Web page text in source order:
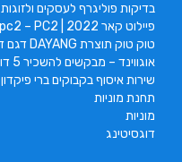
בדיקות פוליגרף לעסקים ולזוגות 24/7
פיילוט קאר 2022 | Pilot Car pc2 – PC2
טוק טוק תוצרת DAYANG דגם דרגון 1000W
אוגווינד – מבקשים להשכיר 5 דונם
שירות איסוף בקבוקים ברי פיקדון
תחנת מוניות
מוניות
דוגסיטינג